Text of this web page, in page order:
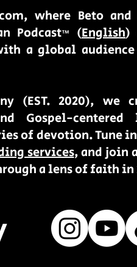
where Beto
Podcast™ (English)
a global audience
(EST. 2020), we
Gospel-
of devotion. Tune
services, and join
a lens of faith in